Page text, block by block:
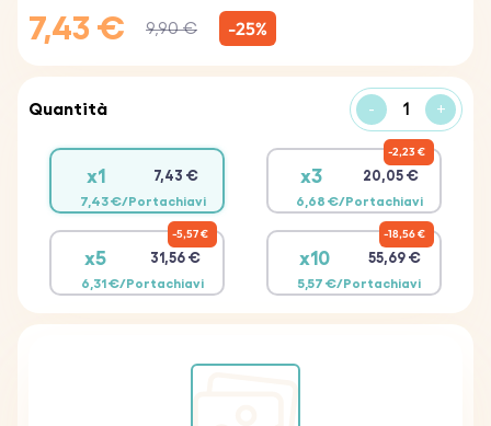
7,43 € 9,90 € -25%
Quantità - +
x1 7,43 €
7,43 €/Portachiavi
x3 20,05 €
6,68 €/Portachiavi
2,23 €
x5 31,56 €
6,31 €/Portachiavi
5,57 €
x10 55,69 €
5,57 €/Portachiavi
18,56 €